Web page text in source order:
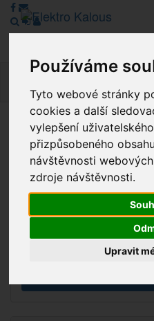
Používáme
Tyto webové stránky
cookies a další
vylepšení
přizpůsobeného
návštěvnosti
zdroje návštěvnosti.
Upravit
Vážení zákazníci, v tuto chvíli
režimu Katalogu.
Děkujeme za pochopení.
Výprodej